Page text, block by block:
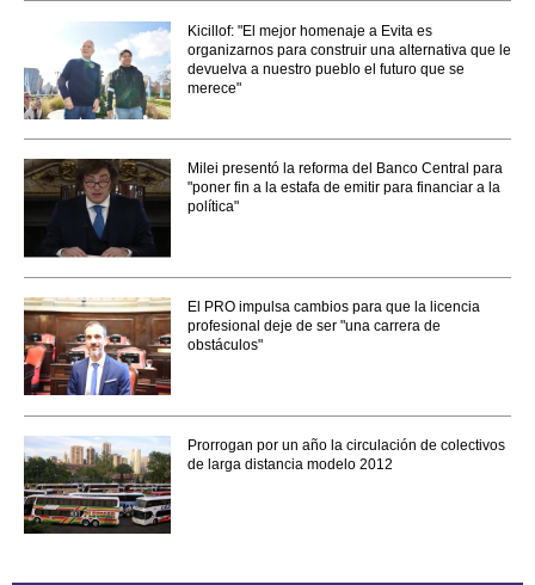
Kicillof: "El mejor homenaje a Evita es
organizarnos para construir una alternativa que le
devuelva a nuestro pueblo el futuro que se
merece"
Milei presentó la reforma del Banco Central para
"poner fin a la estafa de emitir para financiar a la
política"
El PRO impulsa cambios para que la licencia
profesional deje de ser "una carrera de
obstáculos"
Prorrogan por un año la circulación de colectivos
de larga distancia modelo 2012